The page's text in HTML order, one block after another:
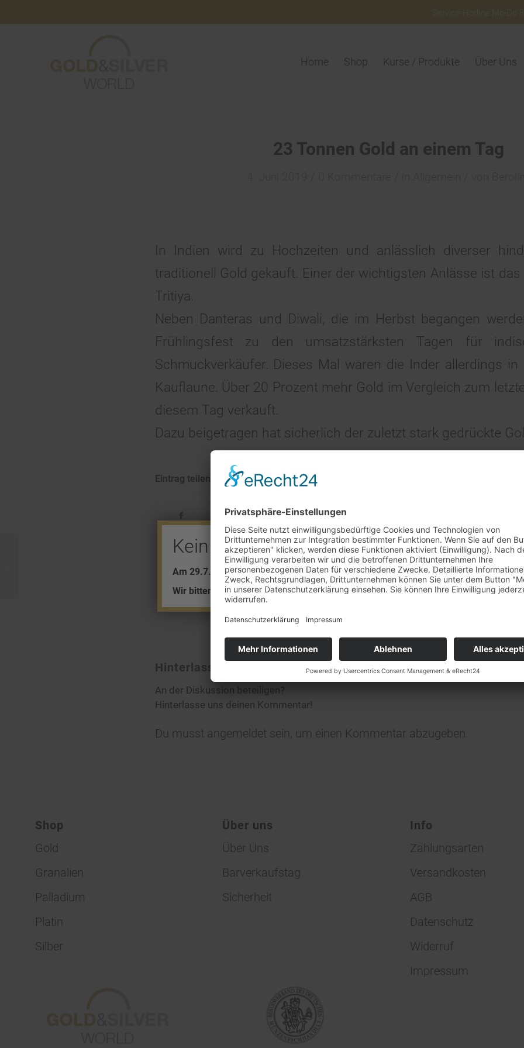
Service-Hotline Mo-Do
Home Shop Kurse / Produkte Über Uns
23 Tonnen Gold an einem Tag
In Indien wird zu Hochzeiten und anlässlich diverser
traditionell Gold gekauft. Einer der wichtigsten Anlässe ist das
Tritiya.
Neben Danteras und Diwali, die im Herbst begangen
Frühlingsfest zu den umsatzstärksten Tagen für
Schmuckverkäufer. Dieses Mal waren die Inder allerdings
Kauflaune. Über 20 Prozent mehr Gold im Vergleich zum
diesem Tag verkauft.
Dazu beigetragen hat sicherlich der zuletzt stark gedrückte
Eintrag teilen
Hinterlasse einen Kommentar
An der Diskussion beteiligen?
Hinterlasse uns deinen Kommentar!
Du musst angemeldet sein, um einen Kommentar abzugeben.
Shop
Gold
Granalien
Palladium
Platin
Silber
Über uns
Über Uns
Barverkaufstag
Sicherheit
Info
Zahlungsarten
Versandkosten
AGB
Datenschutz
Widerruf
Impressum
Kein Barverkaufstag am 29.7. + 5.8.
Am 29.7. + 5.8. findet unser Barverkaufstag in Rheinstetten leider nicht statt.
Wir bitten um Ihr Verständnis!